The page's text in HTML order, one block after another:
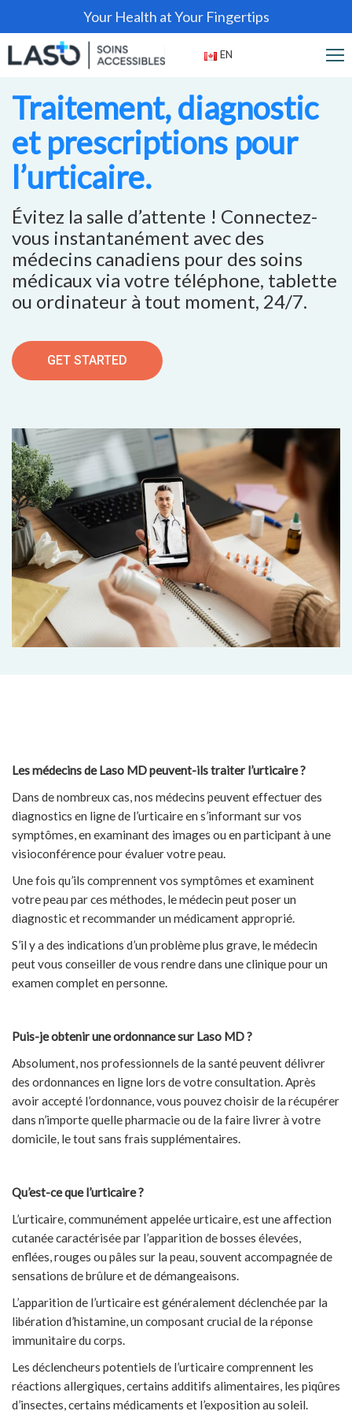
Your Health at Your Fingertips
EN
Traitement, diagnostic
et prescriptions pour
l’urticaire.
Évitez la salle d’attente ! Connectez-
vous instantanément avec des
médecins canadiens pour des soins
médicaux via votre téléphone, tablette
ou ordinateur à tout moment, 24/7.
GET STARTED
Les médecins de Laso MD peuvent-ils traiter l’urticaire ?
Dans de nombreux cas, nos médecins peuvent effectuer des
diagnostics en ligne de l’urticaire en s’informant sur vos
symptômes, en examinant des images ou en participant à une
visioconférence pour évaluer votre peau.
Une fois qu’ils comprennent vos symptômes et examinent
votre peau par ces méthodes, le médecin peut poser un
diagnostic et recommander un médicament approprié.
S’il y a des indications d’un problème plus grave, le médecin
peut vous conseiller de vous rendre dans une clinique pour un
examen complet en personne.
Puis-je obtenir une ordonnance sur Laso MD ?
Absolument, nos professionnels de la santé peuvent délivrer
des ordonnances en ligne lors de votre consultation. Après
avoir accepté l’ordonnance, vous pouvez choisir de la récupérer
dans n’importe quelle pharmacie ou de la faire livrer à votre
domicile, le tout sans frais supplémentaires.
Qu’est-ce que l’urticaire ?
L’urticaire, communément appelée urticaire, est une affection
cutanée caractérisée par l’apparition de bosses élevées,
enflées, rouges ou pâles sur la peau, souvent accompagnée de
sensations de brûlure et de démangeaisons.
L’apparition de l’urticaire est généralement déclenchée par la
libération d’histamine, un composant crucial de la réponse
immunitaire du corps.
Les déclencheurs potentiels de l’urticaire comprennent les
réactions allergiques, certains additifs alimentaires, les piqûres
d’insectes, certains médicaments et l’exposition au soleil.